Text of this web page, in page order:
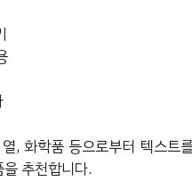
, 화학품 등으로부터 텍스트
추천합니다.